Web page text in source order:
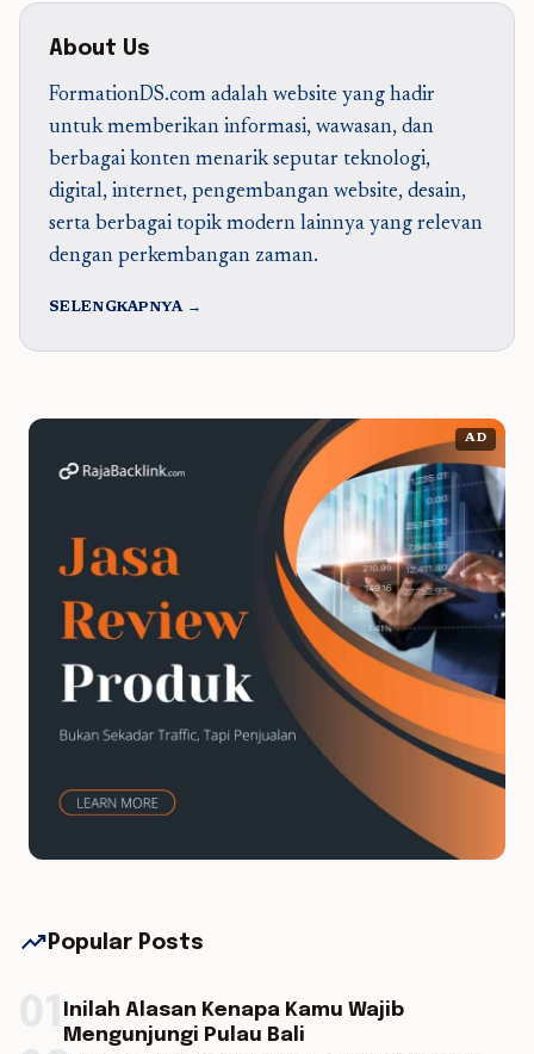
About Us
FormationDS.com adalah website yang hadir
untuk memberikan informasi, wawasan, dan
berbagai konten menarik seputar teknologi,
digital, internet, pengembangan website, desain,
serta berbagai topik modern lainnya yang relevan
dengan perkembangan zaman.
SELENGKAPNYA →
AD
trending_up Popular Posts
Inilah Alasan Kenapa Kamu Wajib
Mengunjungi Pulau Bali